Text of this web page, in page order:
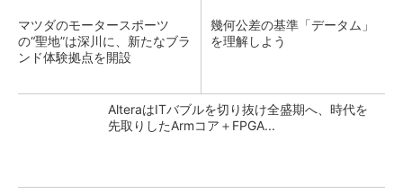
マツダのモータースポーツ
の“聖地”は深川に、新たなブラ
ンド体験拠点を開設
幾何公差の基準「データム」
を理解しよう
AlteraはITバブルを切り抜け全盛期へ、時代を
先取りしたArmコア＋FPGA...